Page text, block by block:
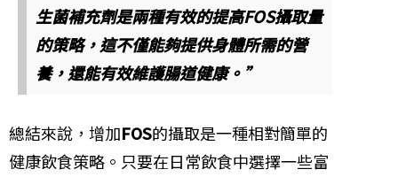
生菌補充劑是兩種有效的提高FOS攝取量
的策略，這不僅能夠提供身體所需的營
養，還能有效維護腸道健康。”
總結來說，增加FOS的攝取是一種相對簡單的
健康飲食策略。只要在日常飲食中選擇一些富